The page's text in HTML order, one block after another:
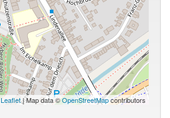
Leaflet| Map data ©OpenStreetMapcontributors